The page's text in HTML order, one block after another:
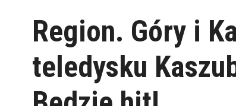
Region. Góry i
teledysku